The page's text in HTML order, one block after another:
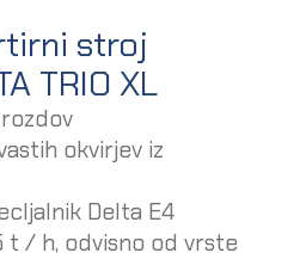
stroj
TRIO XL
okvirjev iz
Delta E4
t / h, odvisno od vrste